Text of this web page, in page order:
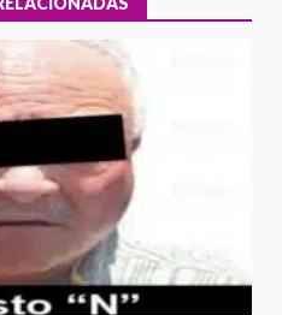
justicia social para
Oaxaca